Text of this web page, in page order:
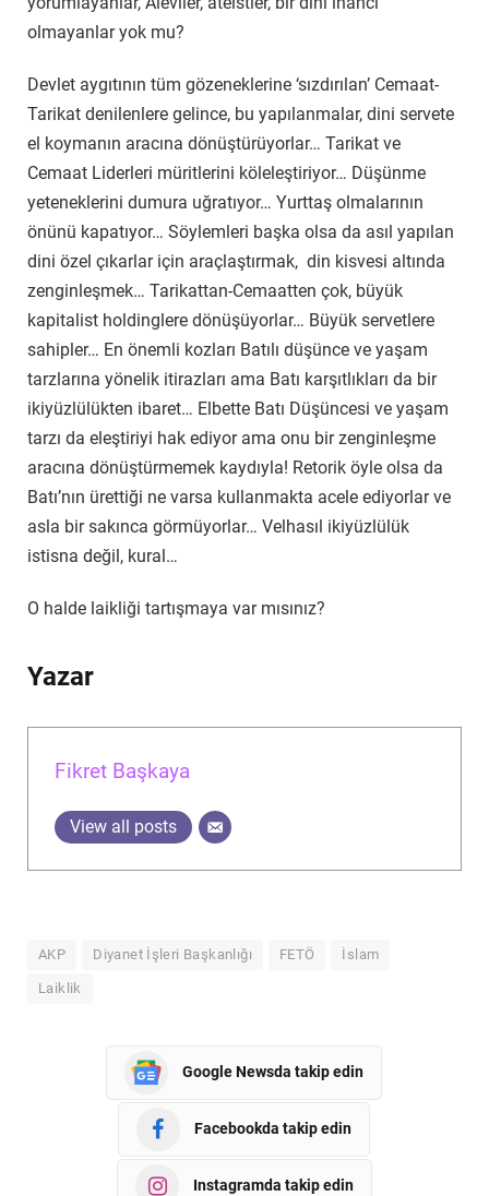
olmayanlar yok mu?
Devlet aygıtının tüm gözeneklerine ‘sızdırılan’ Cemaat-
Tarikat denilenlere gelince, bu yapılanmalar, dini servete
el koymanın aracına dönüştürüyorlar… Tarikat ve
Cemaat Liderleri müritlerini köleleştiriyor… Düşünme
yeteneklerini dumura uğratıyor… Yurttaş olmalarının
önünü kapatıyor… Söylemleri başka olsa da asıl yapılan
dini özel çıkarlar için araçlaştırmak, din kisvesi altında
zenginleşmek… Tarikattan-Cemaatten çok, büyük
kapitalist holdinglere dönüşüyorlar… Büyük servetlere
sahipler… En önemli kozları Batılı düşünce ve yaşam
tarzlarına yönelik itirazları ama Batı karşıtlıkları da bir
ikiyüzlülükten ibaret… Elbette Batı Düşüncesi ve yaşam
tarzı da eleştiriyi hak ediyor ama onu bir zenginleşme
aracına dönüştürmemek kaydıyla! Retorik öyle olsa da
Batı’nın ürettiği ne varsa kullanmakta acele ediyorlar ve
asla bir sakınca görmüyorlar… Velhasıl ikiyüzlülük
istisna değil, kural…
O halde laikliği tartışmaya var mısınız?
Yazar
Fikret Başkaya
View all posts
AKP Diyanet İşleri Başkanlığı FETÖ İslam
Laiklik
Google Newsda takip edin
Facebookda takip edin
Instagramda takip edin